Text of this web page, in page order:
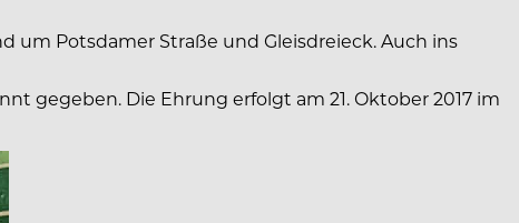
Potsdamer Straße und Gleisdreieck. Auch ins
gegeben. Die Ehrung erfolgt am 21. Oktober 2017 im